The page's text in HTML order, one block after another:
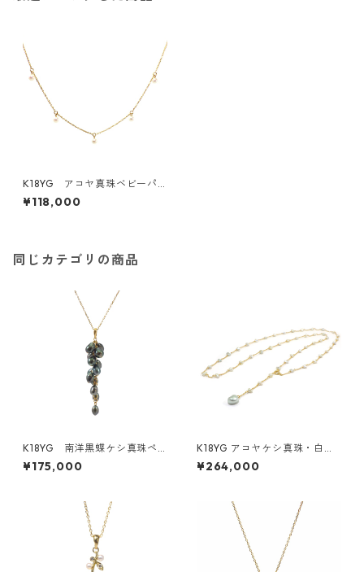
K18YG アコヤ真珠ベビーパ
ールネックレス 5ピース 3.
0－3.5ｍｍ（KR60932）
¥118,000
同じカテゴリの商品
K18YG 南洋黒蝶ケシ真珠ペ
ンダントトップ《たわわ》（K
R71208）
¥175,000
K18YG アコヤケシ真珠・白蝶
ケシ真珠ステーションネック
レス（KR80513）
¥264,000